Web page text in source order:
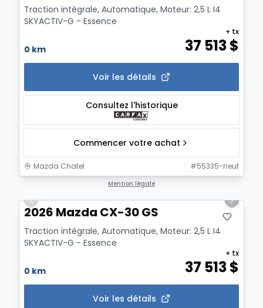
Traction intégrale, Automatique, Moteur: 2,5 L I4
SKYACTIV-G - Essence
0 km 37 513$
+ tx
Voir les détails
Consultez l'historique
Commencer votre achat
Mazda Chatel #55335-neuf
Mention légale
Previous slide
Next
2026 Mazda CX-30 GS
Traction intégrale, Automatique, Moteur: 2,5 L I4
SKYACTIV-G - Essence
0 km 37 513$
+ tx
Voir les détails